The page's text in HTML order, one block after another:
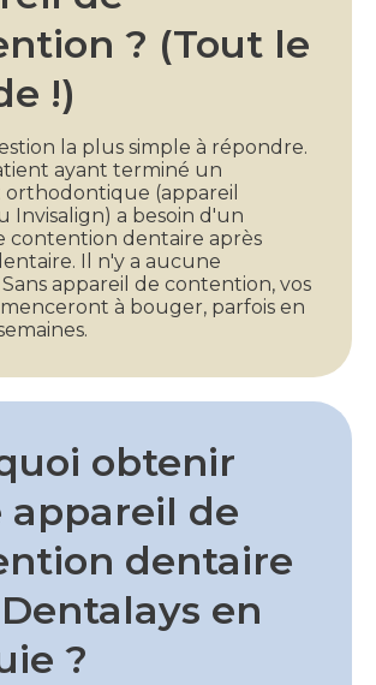
? (Tout le
!)
la plus simple à répondre.
ayant terminé un
(appareil
Invisalign) a besoin d'un
contention dentaire après
Il n'y a aucune
appareil de contention, vos
à bouger, parfois en
obtenir
appareil de
dentaire
en
?